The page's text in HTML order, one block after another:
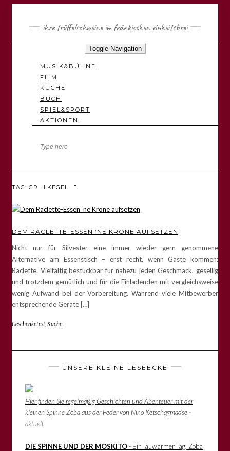
ihre trüffelschweine im fränkischen einheitsbrei
Toggle Navigation
MUSIK&BÜHNE
FILM
KÜCHE
BUCH
SPIEL&SPORT
AKTIONEN
TAG: GRILLKEGEL
DEM RACLETTE-ESSEN ‘NE KRONE AUFSETZEN
Nicht nur für Silvester eine immer wieder gern genommene
Alternative am Essenstisch – erst recht, wenn Gäste kommen:
Raclette. Vielfältig bestückbar für nahezu jeden Geschmack, gesellig
und trotzdem gemütlich und für die Einladenden mit vergleichsweise
wenig Aufwand bei der Vorbereitung. Während viele Mitbewerber
entsprechende Geräte […]
Geschenketest Küche
UNSERE KLEINE LESEECKE
Hier finden Sie regelmäßig Geschichten und Abenteuer mit der
kleinen Spinne Zoba aus der Feder von Nino Ketschagmadse-
aktuell:
DIE SPINNE UND DER MOSKITO- Ein lauwarmer Tag. Zoba